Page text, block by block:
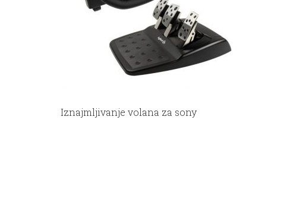
Iznajmljivanje volana za sony